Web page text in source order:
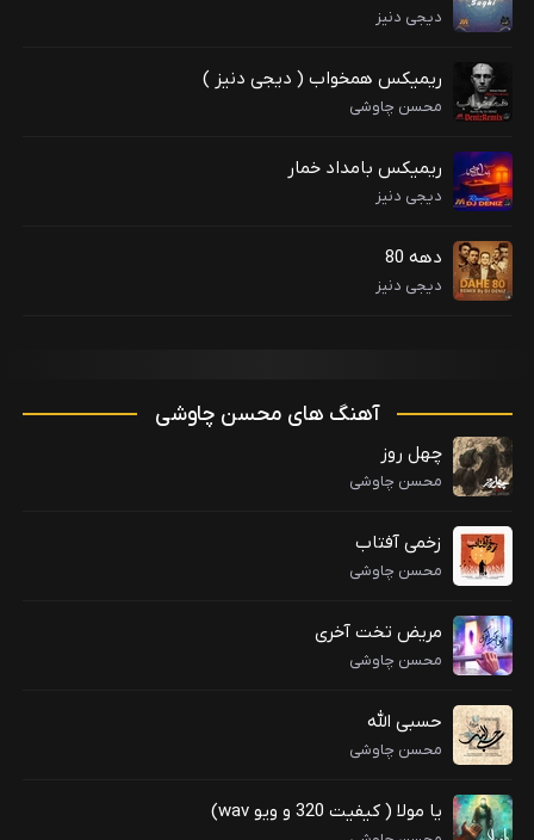
دیجی دنیز
ریمیکس همخواب ( دیجی دنیز )
محسن چاوشی
ریمیکس بامداد خمار
دیجی دنیز
دهه 80
دیجی دنیز
آهنگ های محسن چاوشی
چهل روز
محسن چاوشی
زخمی آفتاب
محسن چاوشی
مریض تخت آخری
محسن چاوشی
حسبی الله
محسن چاوشی
یا مولا ( کیفیت 320 و ویو wav)